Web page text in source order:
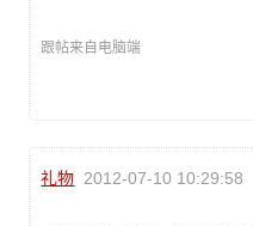
跟帖来自电脑端
礼物 2012-07-10 10:29:58